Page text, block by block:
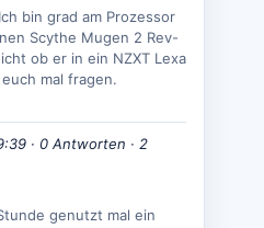
bin grad am Prozessor
Scythe Mugen 2 Rev-
ob er in ein NZXT Lexa
mal fragen.
· 0 Antworten · 2
genutzt mal ein